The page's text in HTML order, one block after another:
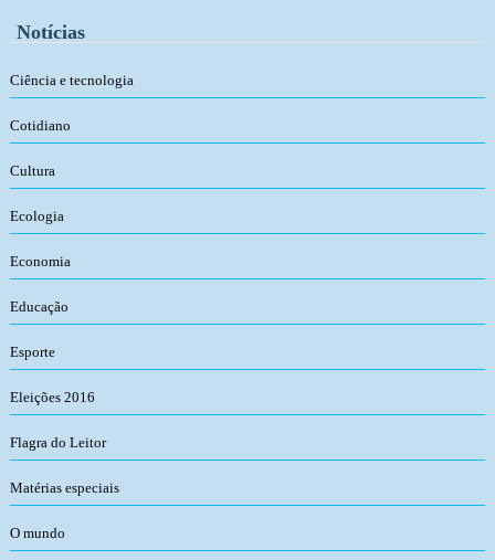
Notícias
Ciência e tecnologia
Cotidiano
Cultura
Ecologia
Economia
Educação
Esporte
Eleições 2016
Flagra do Leitor
Matérias especiais
O mundo